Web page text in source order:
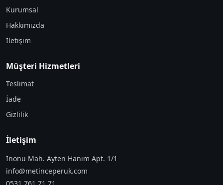
Kurumsal
Hakkımızda
İletişim
Müşteri Hizmetleri
Teslimat
İade
Gizlilik
İletişim
İnönü Mah. Ayten Hanım Apt. 1/1
info@metinceperuk.com